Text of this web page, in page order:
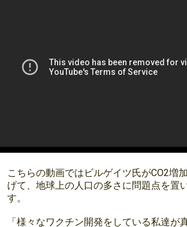
こちらの動画ではビルゲイツ氏がCO2増
げて、地球上の人口の多さに問題点を置
す。
「様々なワクチン開発をしている私達が